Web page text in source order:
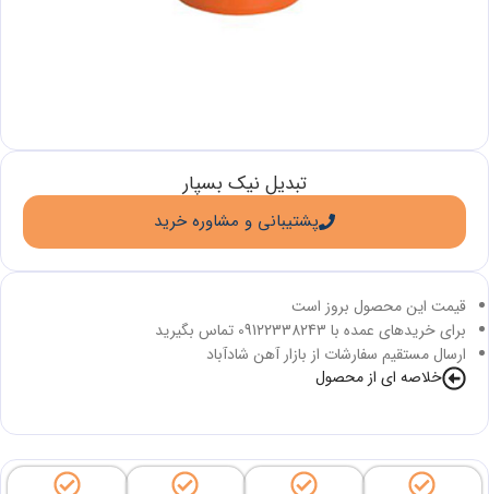
قیمت این محصول بروز است
برای خریدهای عمده با 09122338243 تماس بگیرید
ارسال مستقیم سفارشات از بازار آهن شادآباد
خلاصه ای از محصول
تبدیل نیک بسپار
پشتیبانی و مشاوره خرید